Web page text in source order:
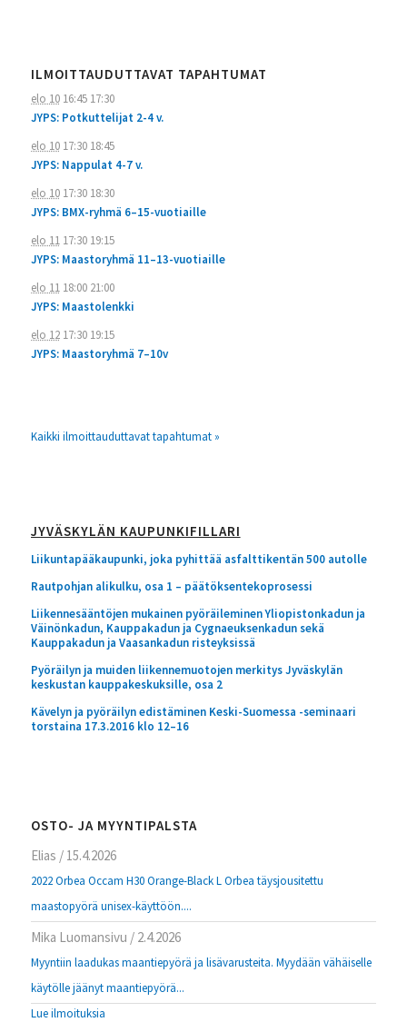
ILMOITTAUDUTTAVAT TAPAHTUMAT
elo 1016:45 17:30
JYPS: Potkuttelijat 2-4 v.
elo 1017:30 18:45
JYPS: Nappulat 4-7 v.
elo 1017:30 18:30
JYPS: BMX-ryhmä 6–15-vuotiaille
elo 1117:30 19:15
JYPS: Maastoryhmä 11–13-vuotiaille
elo 1118:00 21:00
JYPS: Maastolenkki
elo 1217:30 19:15
JYPS: Maastoryhmä 7–10v
Kaikki ilmoittauduttavat tapahtumat »
JYVÄSKYLÄN KAUPUNKIFILLARI
Liikuntapääkaupunki, joka pyhittää asfalttikentän 500 autolle
Rautpohjan alikulku, osa 1 – päätöksentekoprosessi
Liikennesääntöjen mukainen pyöräileminen Yliopistonkadun ja
Väinönkadun, Kauppakadun ja Cygnaeuksenkadun sekä
Kauppakadun ja Vaasankadun risteyksissä
Pyöräilyn ja muiden liikennemuotojen merkitys Jyväskylän
keskustan kauppakeskuksille, osa 2
Kävelyn ja pyöräilyn edistäminen Keski-Suomessa -seminaari
torstaina 17.3.2016 klo 12–16
OSTO- JA MYYNTIPALSTA
Elias / 15.4.2026
2022 Orbea Occam H30 Orange-Black L Orbea täysjousitettu
maastopyörä unisex-käyttöön....
Mika Luomansivu / 2.4.2026
Myyntiin laadukas maantiepyörä ja lisävarusteita. Myydään vähäiselle
käytölle jäänyt maantiepyörä...
Lue ilmoituksia